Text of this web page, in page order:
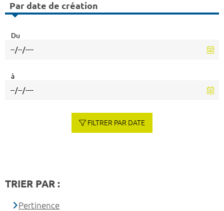
Par date de création
Du
à
FILTRER PAR DATE
TRIER PAR :
Pertinence